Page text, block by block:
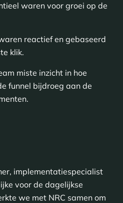
waren voor groei op de
reactief en gebaseerd
klik.
miste inzicht in hoe
funnel bijdroeg aan de
implementatiespecialist
voor de dagelijkse
we met NRC samen om